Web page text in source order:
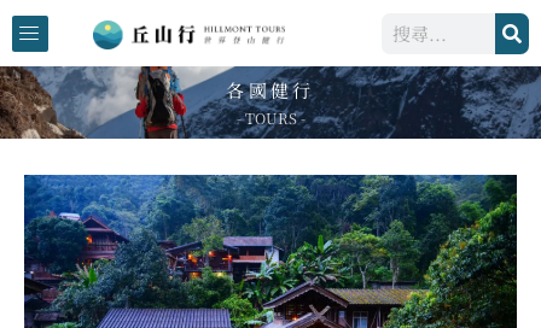
跳
至
主
要
內
搜
各國健行
- TOURS -